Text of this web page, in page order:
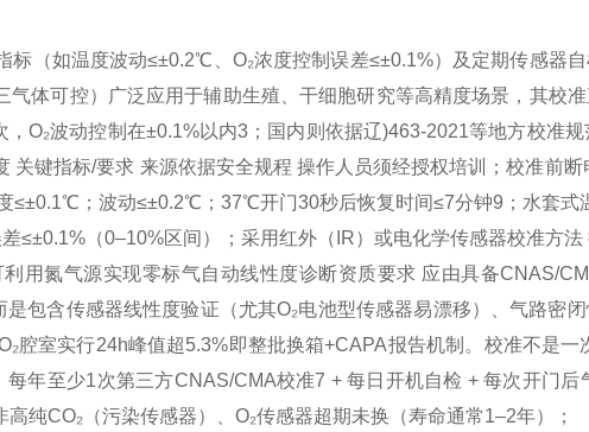
（如温度波动≤±0.2℃、O₂浓度控制误差≤±0.1%）及定期传感器
气体可控）广泛应用于辅助生殖、干细胞研究等高精度场景，其校
O₂波动控制在±0.1%以内3；国内则依据辽)463-2021等地方校准
关键指标/要求 来源依据安全规程 操作人员须经授权培训；校准前
≤±0.1℃；波动≤±0.2℃；37℃开门30秒后恢复时间≤7分钟9；水套式
≤±0.1%（0–10%区间）；采用红外（IR）或电化学传感器校准方法
用氮气源实现零标气自动线性度诊断资质要求 应由具备CNAS/
是包含传感器线性度验证（尤其O₂电池型传感器易漂移）、气路密
腔室实行24h峰值超5.3%即整批换箱+CAPA报告机制。 校准不是一
每年至少1次第三方CNAS/CMA校准7 + 每日开机自检 + 每次开门后
纯CO₂（污染传感器）、O₂传感器超期未换（寿命通常1–2年）；